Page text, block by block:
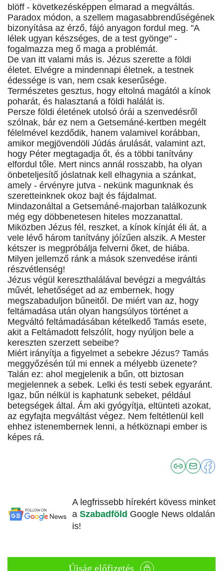
blöff - következésképpen elmarad a megváltás.
Paradox módon, a szellem magasabbrendűségének
bizonyítása az érző, fájó anyagon fordul meg. "A
lélek ugyan készséges, de a test gyönge" -
fogalmazza meg ő maga a problémát.
De van itt valami más is. Jézus szerette a földi
életet. Elvégre a mindennapi életnek, a testnek
édessége is van, nem csak keserűsége.
Természetes gesztus, hogy eltolná magától a kínok
poharát, és halasztaná a földi halálát is.
Persze földi életének utolsó órái a szenvedésről
szólnak, bár ez nem a Getsemáné-kertben megélt
félelmével kezdődik, hanem valamivel korábban,
amikor megjövendöli Júdás árulását, valamint azt,
hogy Péter megtagadja őt, és a többi tanítvány
elfordul tőle. Mert nincs annál rosszabb, ha olyan
önbeteljesítő jóslatnak kell elhagynia a szánkat,
amely - érvényre jutva - nekünk magunknak és
szeretteinknek okoz bajt és fájdalmat.
Mindazonáltal a Getsemáné-majorban találkozunk
még egy döbbenetesen hiteles mozzanattal.
Miközben Jézus fél, reszket, a kínok kínját éli át, a
vele lévő három tanítvány jóízűen alszik. A Mester
kétszer is megpróbálja felverni őket, de hiába.
Milyen jellemző ránk a mások szenvedése iránti
részvétlenség!
Jézus végül kereszthalálával bevégzi a megváltás
művét, lehetőséget ad az embernek, hogy
megszabaduljon bűneitől. De miért van az, hogy
feltámadása után olyan hangsúlyos történet a
Megváltó feltámadásában kételkedő Tamás esete,
akit a Feltámadott felszólít, hogy nyúljon bele a
kereszten szerzett sebeibe?
Miért irányítja a figyelmet a sebekre Jézus? Tamás
meggyőzésén túl mi ennek a mélyebb üzenete?
Talán ez: ahol megjelenik a bűn, ott biztosan
megjelennek a sebek. Lelki és testi sebek egyaránt.
Igaz, bűn nélkül is kaphatunk sebeket, például
betegségek által. Ám aki gyógyítja, eltünteti azokat,
az egyfajta megváltást végez. Nem feltétlenül kell
ehhez istenembernek lenni, a hétköznapi ember is
képes rá.
A legfrissebb hírekért kövess minket
a Szabadföld Google News oldalán
is!
Újság előfizetés